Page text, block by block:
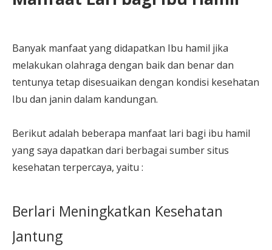
Banyak manfaat yang didapatkan Ibu hamil jika
melakukan olahraga dengan baik dan benar dan
tentunya tetap disesuaikan dengan kondisi kesehatan
Ibu dan janin dalam kandungan.
Berikut adalah beberapa manfaat lari bagi ibu hamil
yang saya dapatkan dari berbagai sumber situs
kesehatan terpercaya, yaitu :
Berlari Meningkatkan Kesehatan
Jantung